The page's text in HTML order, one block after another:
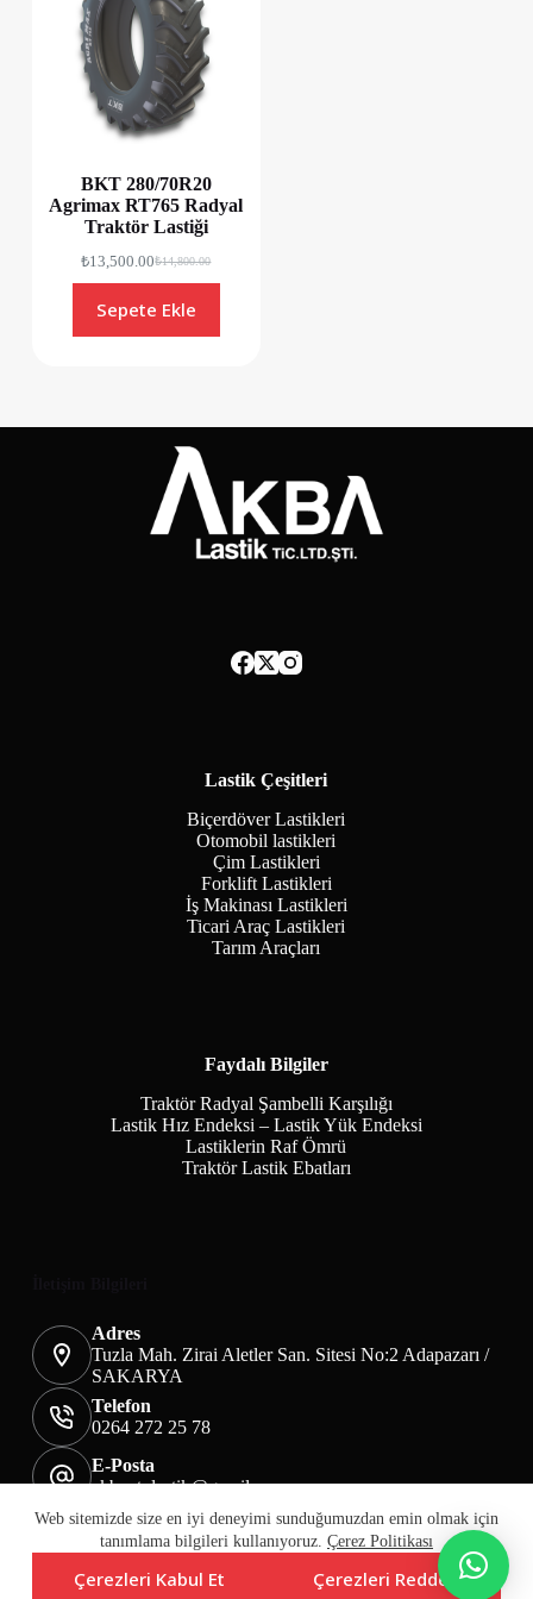
Web sitemizde size en iyi deneyimi sunduğumuzdan emin olmak için
tanımlama bilgileri kullanıyoruz. Çerez Politikası
Çerezleri Kabul Et Çerezleri Reddet
BKT 280/70R20
Agrimax RT765 Radyal
Traktör Lastiği
₺14,800.00
₺13,500.00
Sepete Ekle
Lastik Çeşitleri
Biçerdöver Lastikleri
Otomobil lastikleri
Çim Lastikleri
Forklift Lastikleri
İş Makinası Lastikleri
Ticari Araç Lastikleri
Tarım Araçları
Faydalı Bilgiler
Traktör Radyal Şambelli Karşılığı
Lastik Hız Endeksi – Lastik Yük Endeksi
Lastiklerin Raf Ömrü
Traktör Lastik Ebatları
Adres
Tuzla Mah. Zirai Aletler San. Sitesi No:2 Adapazarı /
SAKARYA
Telefon
0264 272 25 78
E-Posta
akbaotolastik@gmail.com
Mesafeli Satış Sözleşmesi
Teslimat&İade
Üyelik KVKK Sayfası
Çerez Politikası